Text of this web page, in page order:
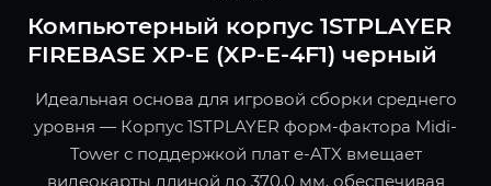
Компьютерный корпус 1STPLAYER
FIREBASE XP-E (XP-E-4F1) черный
Идеальная основа для игровой сборки среднего
уровня — Корпус 1STPLAYER форм-фактора Midi-
Tower с поддержкой плат e-ATX вмещает
видеокарты длиной до 370.0 мм, обеспечивая